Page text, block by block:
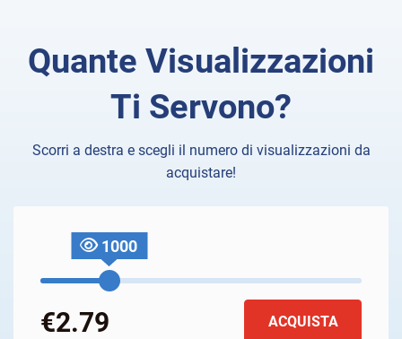
Quante Visualizzazioni
Ti Servono?
Scorri a destra e scegli il numero di visualizzazioni da
acquistare!
1000
€2.79 ACQUISTA